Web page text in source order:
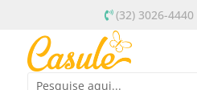
(32) 3026-